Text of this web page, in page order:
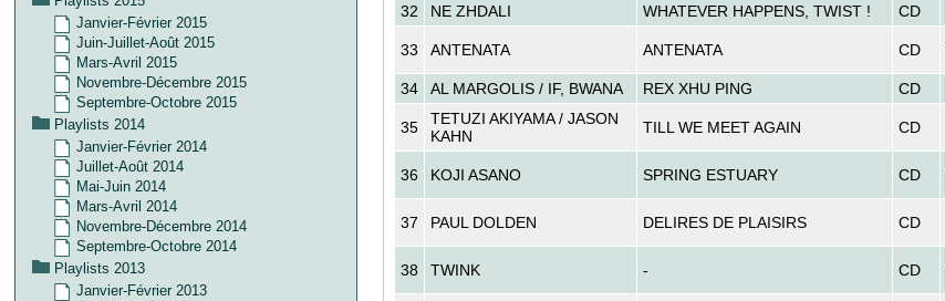
32
NE ZHDALI WHATEVER HAPPENS, TWIST ! CD
33 ANTENATA ANTENATA CD
34
AL MARGOLIS / IF, BWANA REX XHU PING CD
35
TETUZI AKIYAMA / JASON
KAHN
TILL WE MEET AGAIN CD
36 KOJI ASANO SPRING ESTUARY CD
37 PAUL DOLDEN DELIRES DE PLAISIRS CD
38 TWINK - CD
Janvier-Février 2015
Juin-Juillet-Août 2015
Mars-Avril 2015
Novembre-Décembre 2015
Septembre-Octobre 2015
Playlists 2014
Janvier-Février 2014
Juillet-Août 2014
Mai-Juin 2014
Mars-Avril 2014
Novembre-Décembre 2014
Septembre-Octobre 2014
Playlists 2013
Janvier-Février 2013